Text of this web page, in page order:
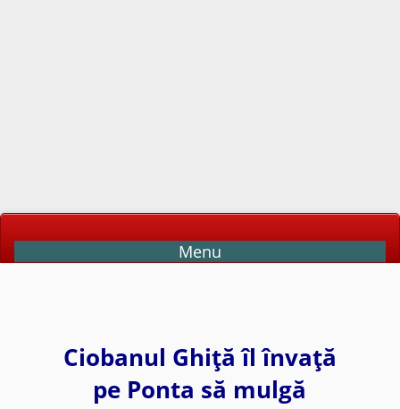
Menu
Ciobanul Ghiţă îl învaţă
pe Ponta să mulgă